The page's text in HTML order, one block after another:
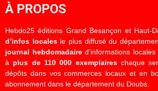
À PROPOS
Hebdo25 éditions Grand Besançon et Haut-
d’infos localesle plus diffusé du
journal hebdomadaired’informations
à plus de 110 000 exemplaireschaque
dépôts dans vos commerces locaux et en
abonnement dans le département du Doubs.